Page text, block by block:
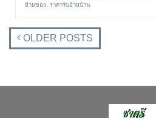
ย้ายของ
ราคารับย้ายบ้าน
OLDER POSTS